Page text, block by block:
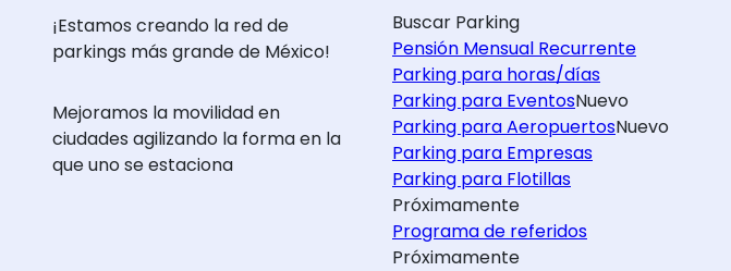
¡Estamos creando la red de
parkings más grande de México!
Mejoramos la movilidad en
ciudades agilizando la forma en la
que uno se estaciona
Buscar Parking
Pensión Mensual Recurrente
Parking para horas/días
Parking para EventosNuevo
Parking para AeropuertosNuevo
Parking para Empresas
Parking para Flotillas
Próximamente
Programa de referidos
Próximamente